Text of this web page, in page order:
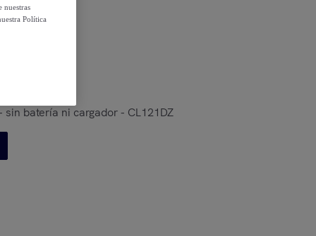
sin batería ni cargador - CL121DZ
nuestras
Política